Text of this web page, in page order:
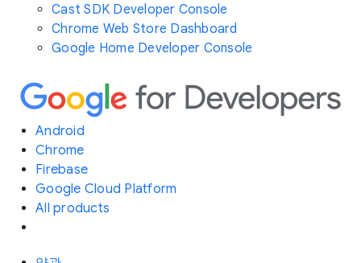
Cast SDK Developer Console
Chrome Web Store Dashboard
Google Home Developer Console
Android
Chrome
Firebase
Google Cloud Platform
All products